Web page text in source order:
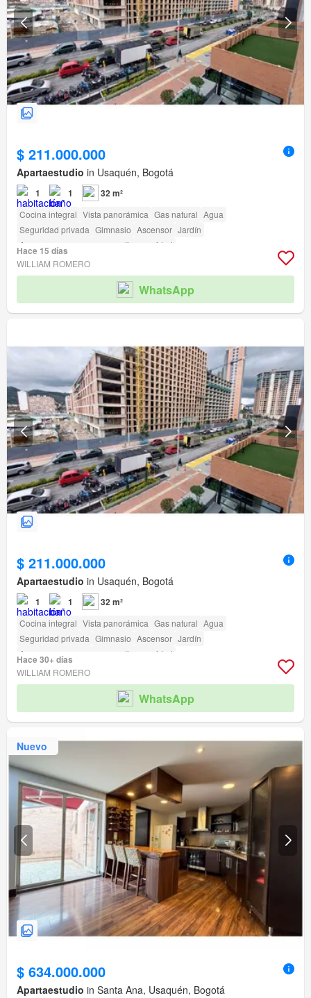
$ 211.000.000
Apartaestudio in Usaquén, Bogotá
1 1 32 m²
Cocina integral Vista panorámica Gas natural Agua
Seguridad privada Gimnasio Ascensor Jardín
Acceso para personas con discapacidad
Hace 15 días
WILLIAM ROMERO
WhatsApp
$ 211.000.000
Apartaestudio in Usaquén, Bogotá
1 1 32 m²
Cocina integral Vista panorámica Gas natural Agua
Seguridad privada Gimnasio Ascensor Jardín
Acceso para personas con discapacidad
Hace 30+ días
WILLIAM ROMERO
WhatsApp
Nuevo
$ 634.000.000
Apartaestudio in Santa Ana, Usaquén, Bogotá